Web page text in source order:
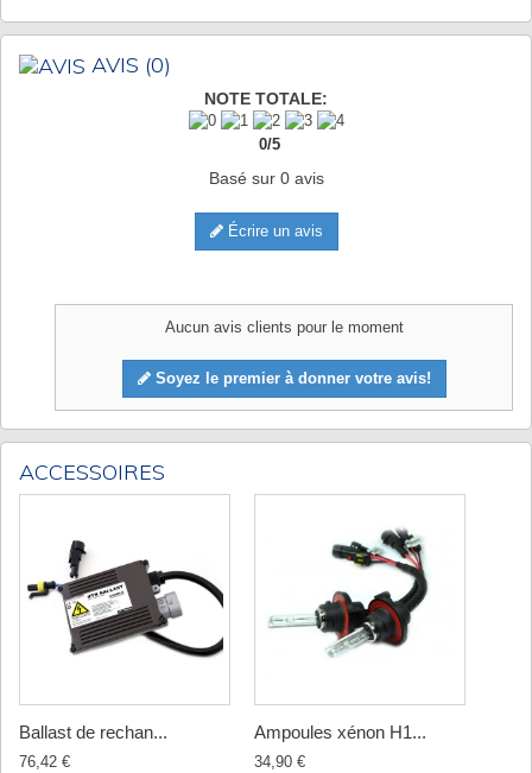
AVIS (0)
NOTE TOTALE:
0/5
Basé sur 0avis
Écrire un avis
Aucun avis clients pour le moment
Soyez le premier à donner votre avis!
ACCESSOIRES
Ballast de rechan...
76,42 €
Ampoules xénon H1...
34,90 €